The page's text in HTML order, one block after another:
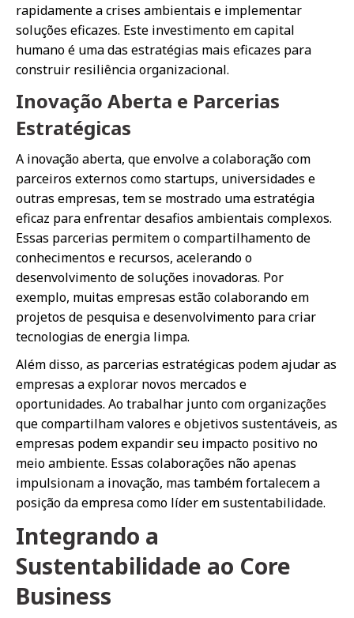
rapidamente a crises ambientais e implementar
soluções eficazes. Este investimento em capital
humano é uma das estratégias mais eficazes para
construir resiliência organizacional.
Inovação Aberta e Parcerias
Estratégicas
A inovação aberta, que envolve a colaboração com
parceiros externos como startups, universidades e
outras empresas, tem se mostrado uma estratégia
eficaz para enfrentar desafios ambientais complexos.
Essas parcerias permitem o compartilhamento de
conhecimentos e recursos, acelerando o
desenvolvimento de soluções inovadoras. Por
exemplo, muitas empresas estão colaborando em
projetos de pesquisa e desenvolvimento para criar
tecnologias de energia limpa.
Além disso, as parcerias estratégicas podem ajudar as
empresas a explorar novos mercados e
oportunidades. Ao trabalhar junto com organizações
que compartilham valores e objetivos sustentáveis, as
empresas podem expandir seu impacto positivo no
meio ambiente. Essas colaborações não apenas
impulsionam a inovação, mas também fortalecem a
posição da empresa como líder em sustentabilidade.
Integrando a
Sustentabilidade ao Core
Business